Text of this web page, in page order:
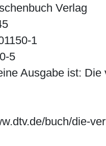
Verlag
1
5
Ausgabe ist:
buch/die-